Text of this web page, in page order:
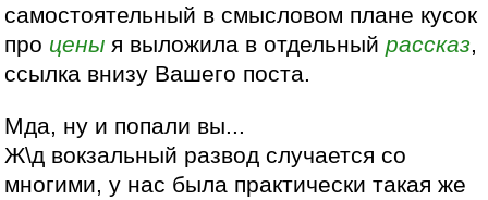
самостоятельный в смысловом плане кусок
про цены я выложила в отдельныйрассказ,
ссылка внизу Вашего поста.
Мда, ну и попали вы...
Ж\д вокзальный развод случается со
многими, у нас была практически такая же